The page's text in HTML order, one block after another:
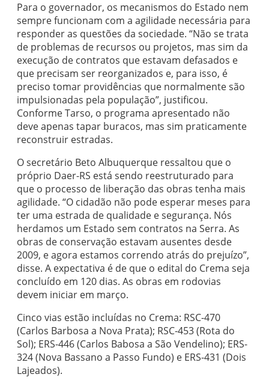
Para o governador, os mecanismos do Estado nem
sempre funcionam com a agilidade necessária para
responder as questões da sociedade. “Não se trata
de problemas de recursos ou projetos, mas sim da
execução de contratos que estavam defasados e
que precisam ser reorganizados e, para isso, é
preciso tomar providências que normalmente são
impulsionadas pela população”, justificou.
Conforme Tarso, o programa apresentado não
deve apenas tapar buracos, mas sim praticamente
reconstruir estradas.
O secretário Beto Albuquerque ressaltou que o
próprio Daer-RS está sendo reestruturado para
que o processo de liberação das obras tenha mais
agilidade. “O cidadão não pode esperar meses para
ter uma estrada de qualidade e segurança. Nós
herdamos um Estado sem contratos na Serra. As
obras de conservação estavam ausentes desde
2009, e agora estamos correndo atrás do prejuízo”,
disse. A expectativa é de que o edital do Crema seja
concluído em 120 dias. As obras em rodovias
devem iniciar em março.
Cinco vias estão incluídas no Crema: RSC-470
(Carlos Barbosa a Nova Prata); RSC-453 (Rota do
Sol); ERS-446 (Carlos Babosa a São Vendelino); ERS-
324 (Nova Bassano a Passo Fundo) e ERS-431 (Dois
Lajeados).